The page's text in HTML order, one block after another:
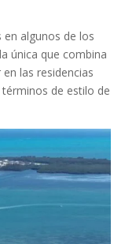
algunos de los
única que combina
las residencias
de estilo de